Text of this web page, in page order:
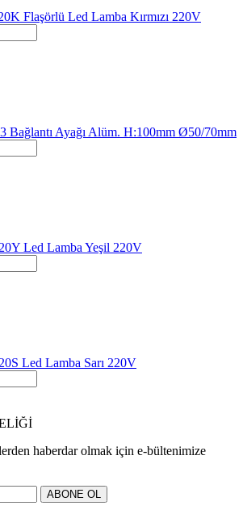
Flaşörlü Led Lamba Kırmızı 220V
Bağlantı Ayağı Alüm. H:100mm Ø50/70mm
Led Lamba Yeşil 220V
Led Lamba Sarı 220V
haberdar olmak için e-bültenimize
ABONE OL